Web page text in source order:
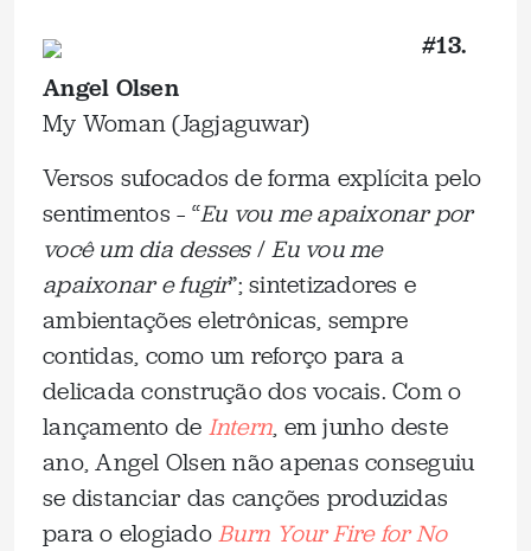
#13.
Angel Olsen
My Woman (Jagjaguwar)
Versos sufocados de forma explícita pelo
sentimentos – “Eu vou me apaixonar por
você um dia desses/Eu vou me
apaixonar e fugir”; sintetizadores e
ambientações eletrônicas, sempre
contidas, como um reforço para a
delicada construção dos vocais. Com o
lançamento de Intern, em junho deste
ano, Angel Olsen não apenas conseguiu
se distanciar das canções produzidas
para o elogiadoBurn Your Fire for No